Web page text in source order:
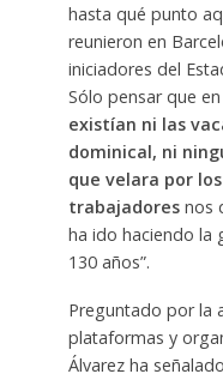
hasta qué punto
reunieron en
iniciadores del
Sólo pensar que
existían ni las
dominical, ni
que velara por
trabajadoresnos
ha ido haciendo la
130 años”.
Preguntado por la
plataformas y
Álvarez ha